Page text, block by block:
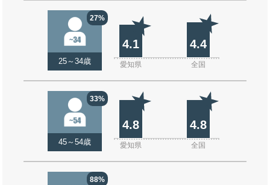
27%
25～34歳
4.1 4.4
愛知県 全国
33%
45～54歳
4.8 4.8
愛知県 全国
88%